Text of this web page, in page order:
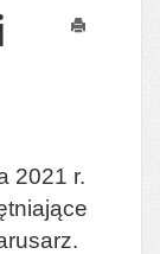
2021 r.